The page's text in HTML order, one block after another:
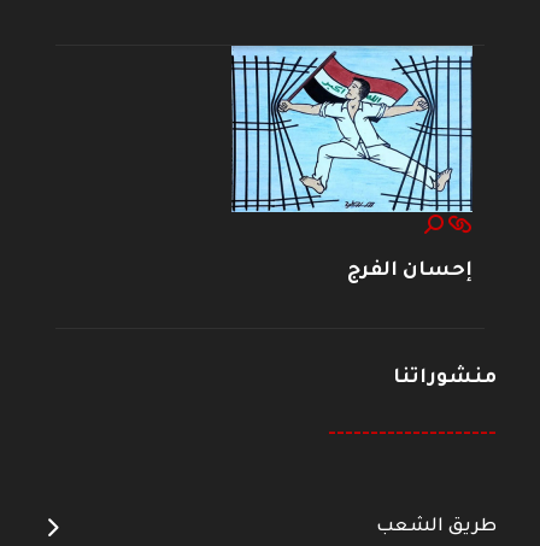
إحسان الفرج
منشوراتنا
--------------------
طريق الشعب